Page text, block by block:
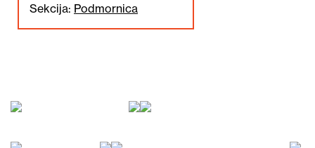
Sekcija: Podmornica